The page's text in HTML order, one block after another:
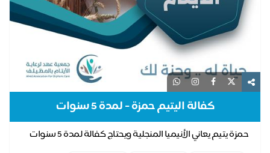
كفالة اليتيم حمزة - لمدة 5 سنوات
حمزة يتيم يعاني الأنيميا المنجلية ويحتاج كفالة لمدة 5 سنوات